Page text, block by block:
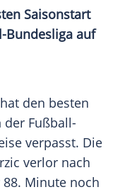
Saisonstart
Bundesliga auf
den besten
der Fußball-
verpasst. Die
verlor nach
Minute noch